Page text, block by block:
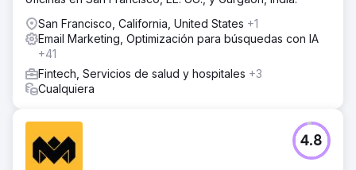
San Francisco, California, United States +1
Email Marketing, Optimización para búsquedas con IA
+41
Fintech, Servicios de salud y hospitales +3
Cualquiera
4.8